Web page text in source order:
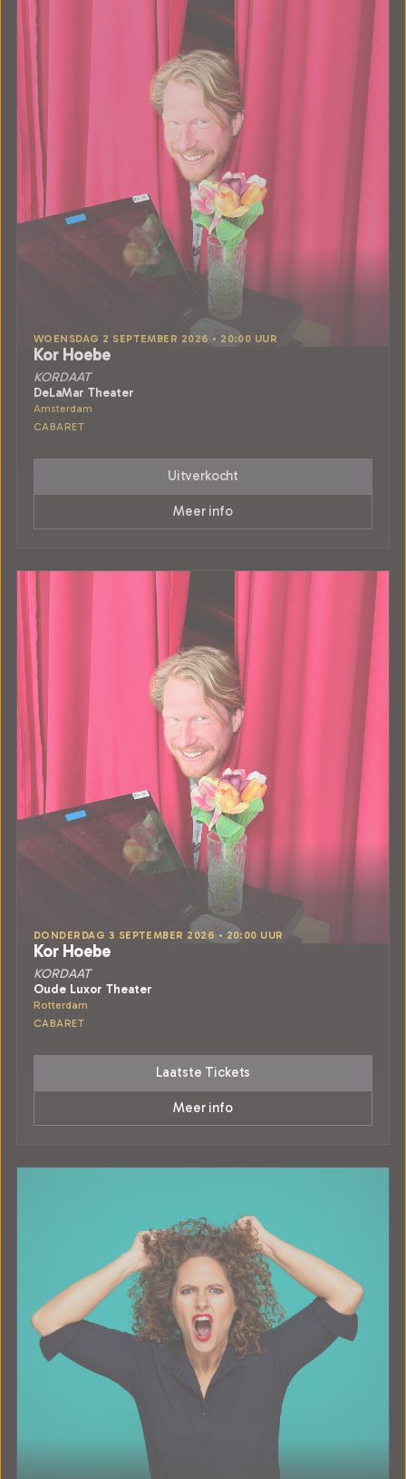
WOENSDAG 2 SEPTEMBER 2026 • 20:00 UUR
Kor Hoebe
KORDAAT
DeLaMar Theater
Amsterdam
CABARET
Uitverkocht
Meer info
DONDERDAG 3 SEPTEMBER 2026 • 20:00 UUR
Kor Hoebe
KORDAAT
Oude Luxor Theater
Rotterdam
CABARET
Laatste Tickets
Meer info